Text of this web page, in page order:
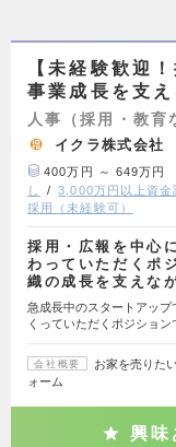
【未経験歓迎
事業成長を支
人事（採用・教育
イクラ株式会社
400万円 ～ 649万円
し
3,000万円以上資金
採用（未経験可）
採用・広報を中心
わっていただくポ
織の成長を支えな
急成長中のスタートアッ
くっていただくポジショ
会社概要
お家を売りた
ォーム
興味